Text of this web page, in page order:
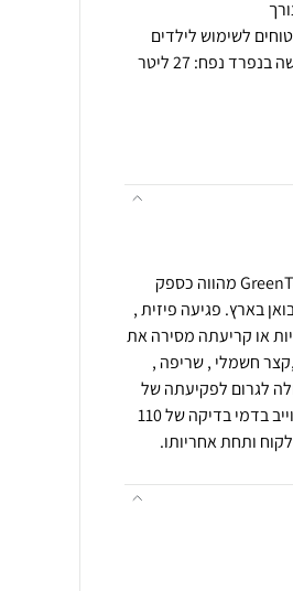
אפשרות חיבור אינטגראלי לעגלת נשיאה (טרולי) הניתנת לרכישה בנפרד נפח: 27 ליטר
תנאי רכישה ואחריות: האחריות הינה אחריות יבואן או יצרן. GreenToys מהווה כספק
בארץ. פגיעה פיזית ,
או קריעתה מסירה את
חשמלי , שריפה ,
לגרום לפקיעתה של
האחריות. מוצר שיבדק וימצא תקין או שנעשה בו שימוש לקוי יחוייב בדמי בדיקה של 110
ותחת אחריותו.